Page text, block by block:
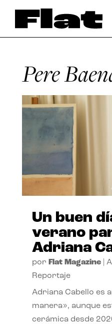
Pere
Un buen
verano
Adriana
por Flat Magazine|
Reportaje
Adriana Cabello es
manera», aunque
cerámica desde